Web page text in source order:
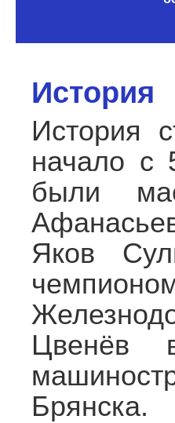
История
История
начало с
были
Яков
Цвенёв
Брянска.